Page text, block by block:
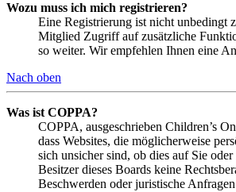
Wozu muss ich mich registrieren?
Eine Registrierung ist nicht unbedingt
Mitglied Zugriff auf zusätzliche
so weiter. Wir empfehlen Ihnen eine
Nach oben
Was ist COPPA?
COPPA, ausgeschrieben Children’s
dass Websites, die möglicherweise
sich unsicher sind, ob dies auf Sie
Besitzer dieses Boards keine
Beschwerden oder juristische